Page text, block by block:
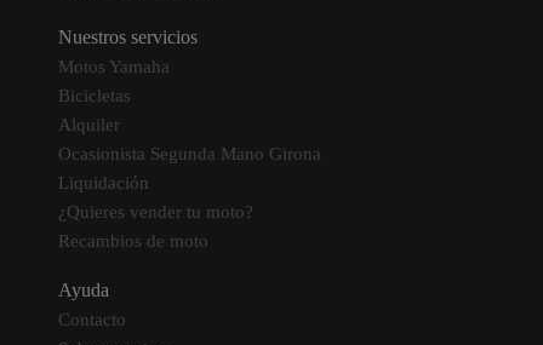
Nuestros servicios
Motos Yamaha
Bicicletas
Alquiler
Ocasionista Segunda Mano Girona
Liquidación
¿Quieres vender tu moto?
Recambios de moto
Ayuda
Contacto